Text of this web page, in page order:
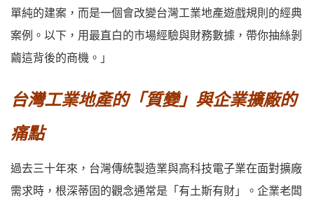
單純的建案，而是一個會改變台灣工業地產遊戲規則的經典
案例。以下，用最直白的市場經驗與財務數據，帶你抽絲剝
繭這背後的商機。」
台灣工業地產的「質變」與企業擴廠的
痛點
過去三十年來，台灣傳統製造業與高科技電子業在面對擴廠
需求時，根深蒂固的觀念通常是「有土斯有財」。企業老闆